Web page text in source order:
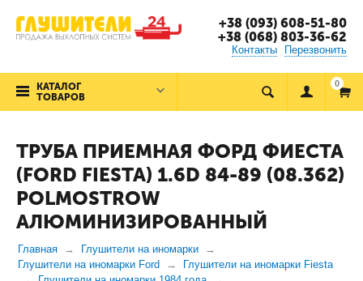
+38 (093) 608-51-80
+38 (068) 803-36-62
Контакты Перезвонить
КАТАЛОГ
ТОВАРОВ
0
ТРУБА ПРИЕМНАЯ ФОРД ФИЕСТА
(FORD FIESTA) 1.6D 84-89 (08.362)
POLMOSTROW
АЛЮМИНИЗИРОВАННЫЙ
Главная
Глушители на иномарки
Глушители на иномарки Ford
Глушители на иномарки Fiesta